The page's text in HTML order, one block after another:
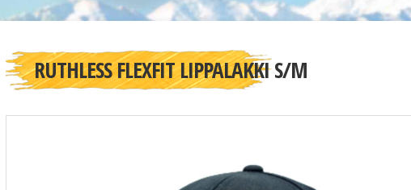
RUTHLESS FLEXFIT LIPPALAKKI S/M